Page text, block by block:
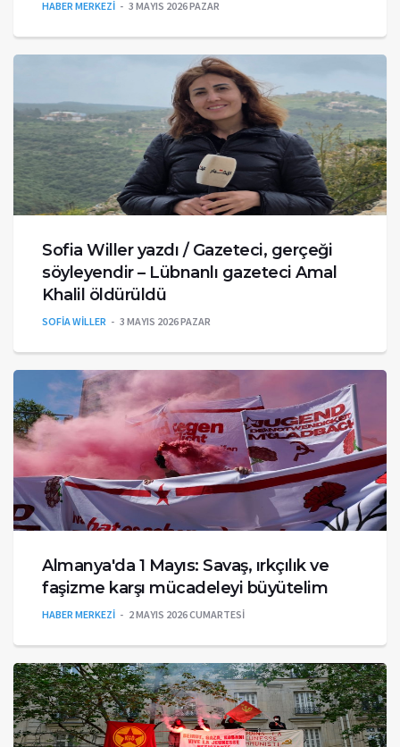
HABER MERKEZİ 3 MAYIS 2026 PAZAR
Sofia Willer yazdı / Gazeteci, gerçeği
söyleyendir – Lübnanlı gazeteci Amal
Khalil öldürüldü
SOFİA WİLLER 3 MAYIS 2026 PAZAR
Almanya'da 1 Mayıs: Savaş, ırkçılık ve
faşizme karşı mücadeleyi büyütelim
HABER MERKEZİ 2 MAYIS 2026 CUMARTESI